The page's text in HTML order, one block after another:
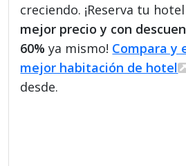
creciendo. ¡Reserva tu
mejor precio y con
60% ya mismo! Compara y
mejor habitación de hotel
desde.